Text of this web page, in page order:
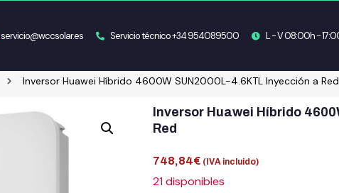
servicio@wccsolar.es Servicio técnico +34 954089500 L - V 08:00h -
Inversor Huawei Híbrido 4600W SUN2000L-4.6KTL Inyección a Red
Inversor Huawei Híbrido
Red
748,84€ (IVA incluido)
21 disponibles